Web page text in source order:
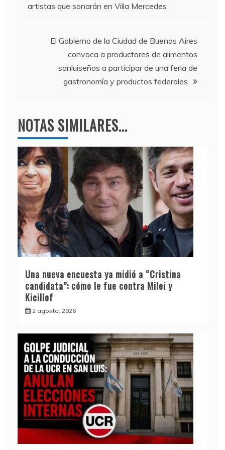
o
k
m p
de
entradas
artistas que sonarán en Villa Mercedes
El Gobierno de la Ciudad de Buenos Aires
convoca a productores de alimentos
sanluiseños a participar de una feria de
gastronomía y productos federales
NOTAS SIMILARES...
Una nueva encuesta ya midió a “Cristina
candidata”: cómo le fue contra Milei y
Kicillof
2 agosto, 2026